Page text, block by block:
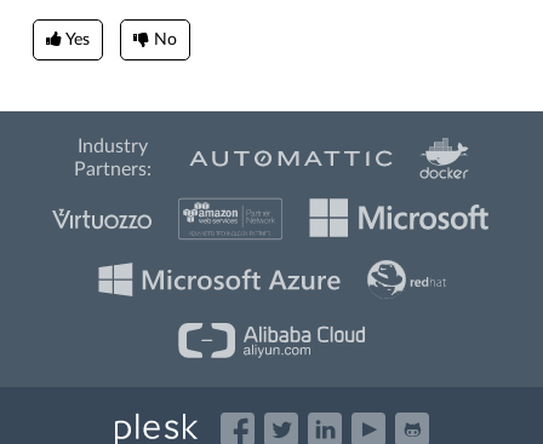
Yes No
Industry
Partners: